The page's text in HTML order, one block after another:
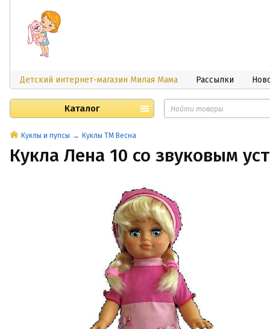
Детский интернет-магазин Милая Мама Рассылки
Каталог
Куклы и пупсы Куклы ТМ Весна
Кукла Лена 10 со звуковым